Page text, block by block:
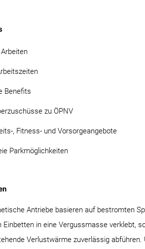
Benefits
zu ÖPNV
, Fitness- und Vorsorgeangebote
Parkmöglichkeiten
Antriebe basieren auf bestromten
Einbetten in eine Vergussmasse verklebt,
Verlustwärme zuverlässig